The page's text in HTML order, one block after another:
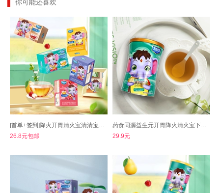
你可能还喜欢
[首单+签到]降火开胃清火宝清清宝菊花晶
26.8元包邮
药食同源益生元开胃降火清火宝下火去火宝
29.9元